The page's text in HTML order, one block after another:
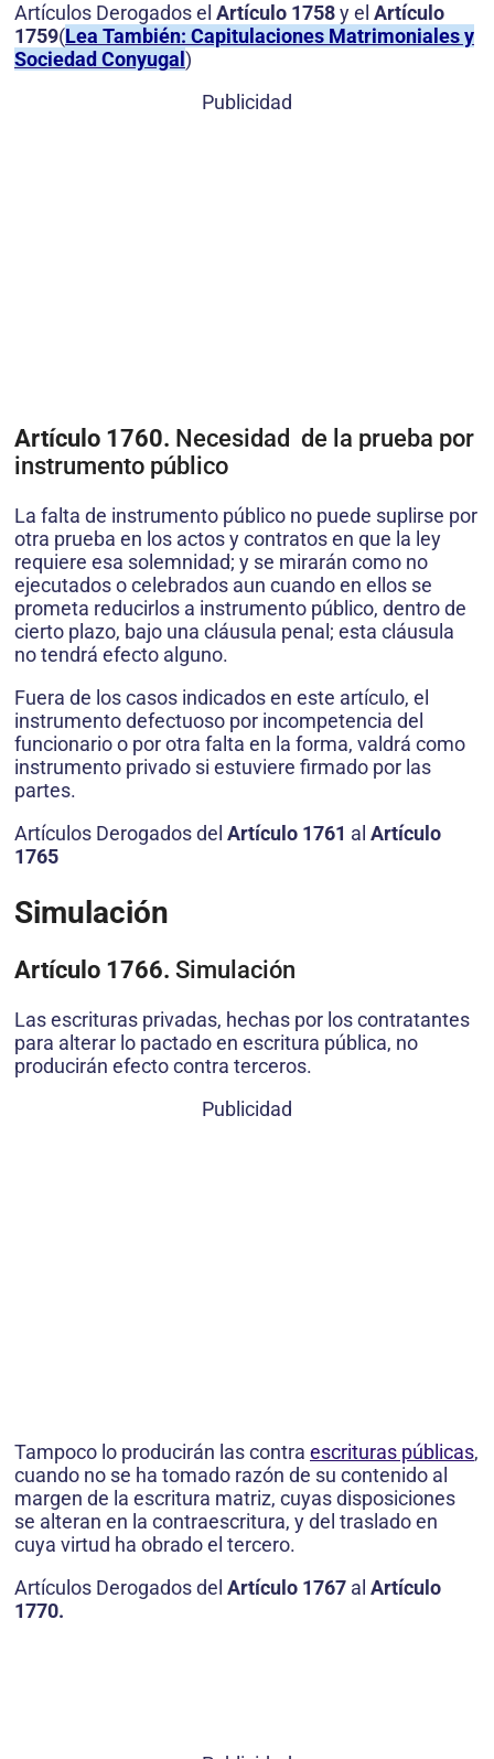
Artículos Derogados el Artículo 1758y el Artículo
1759(Lea También: Capitulaciones Matrimoniales y
Sociedad Conyugal )
Publicidad
Artículo 1760. Necesidad de la prueba por
instrumento público
La falta de instrumento público no puede suplirse por
otra prueba en los actos y contratos en que la ley
requiere esa solemnidad; y se mirarán como no
ejecutados o celebrados aun cuando en ellos se
prometa reducirlos a instrumento público, dentro de
cierto plazo, bajo una cláusula penal; esta cláusula
no tendrá efecto alguno.
Fuera de los casos indicados en este artículo, el
instrumento defectuoso por incompetencia del
funcionario o por otra falta en la forma, valdrá como
instrumento privado si estuviere firmado por las
partes.
Artículos Derogados del Artículo 1761 al Artículo
1765
Simulación
Artículo 1766. Simulación
Las escrituras privadas, hechas por los contratantes
para alterar lo pactado en escritura pública, no
producirán efecto contra terceros.
Publicidad
Tampoco lo producirán las contra escrituras públicas,
cuando no se ha tomado razón de su contenido al
margen de la escritura matriz, cuyas disposiciones
se alteran en la contraescritura, y del traslado en
cuya virtud ha obrado el tercero.
Artículos Derogados del Artículo 1767 al Artículo
1770.